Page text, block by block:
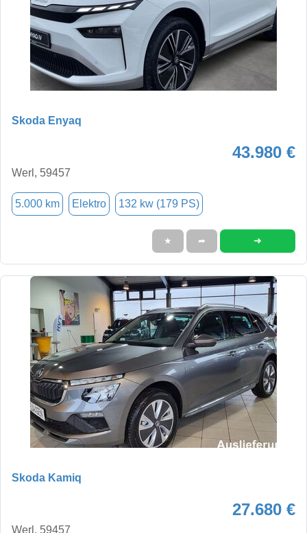
Skoda Enyaq
43.980 €
Werl, 59457
5.000 km Elektro 132 kw (179 PS)
★ ➦ ➜
Skoda Kamiq
27.680 €
Werl, 59457